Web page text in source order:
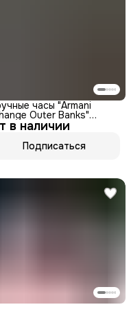
в наличии
часы "Armani
Outer Banks"
мужские,
WR50,
сталь
Подписаться